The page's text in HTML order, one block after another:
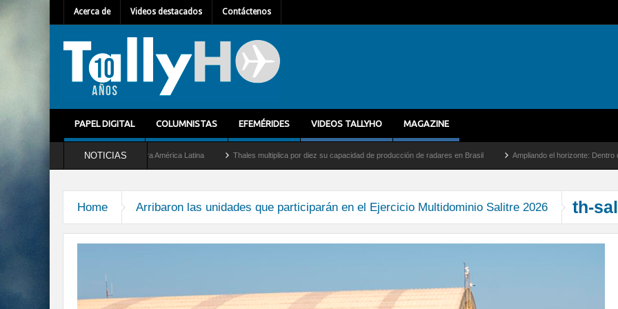
Acerca de Videos destacados Contáctenos
PAPEL DIGITAL COLUMNISTAS EFEMÉRIDES VIDEOS TALLYHO MAGAZINE
NOTICIAS
como nuevo Director General para América Latina Thales multiplica por diez su capacidad de producción de radares en Brasil Ampliando el horizonte: Dentro del
Home Arribaron las unidades que participarán en el Ejercicio Multidominio Salitre 2026 th-